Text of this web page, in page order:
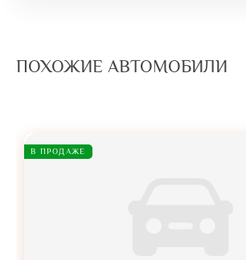
ПОХОЖИЕ АВТОМОБИЛИ
В ПРОДАЖЕ